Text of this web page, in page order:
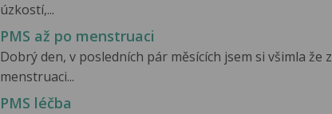
úzkostí,...
PMS až po menstruaci
Dobrý den, v posledních pár měsících jsem si všimla že
menstruaci...
PMS léčba